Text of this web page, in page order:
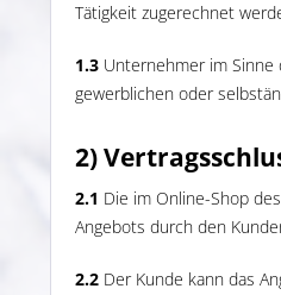
Tätigkeit zugerechnet
1.3 Unternehmer im Sinne
gewerblichen oder
2)
2.1 Die im Online-Shop
Angebots durch den
2.2 Der Kunde kann das